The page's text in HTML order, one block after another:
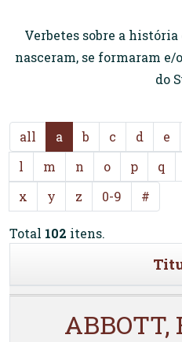
Verbetes sobre a
nasceram, se formaram e/
do
all a b c d e
l
m n o p q
x
y z 0-9 #
Total 102 itens.
ABBOTT,